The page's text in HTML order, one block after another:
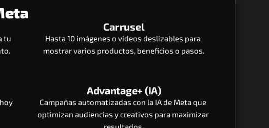
tu
Carrusel
Hasta 10 imágenes o videos deslizables para
mostrar varios productos, beneficios o pasos.
Advantage+ (IA)
Campañas automatizadas con la IA de Meta que
optimizan audiencias y creativos para maximizar